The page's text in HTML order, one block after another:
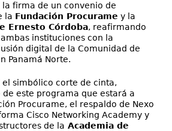
firma de un convenio de
la Fundación Procurame y la
Ernesto Córdoba, reafirmando
instituciones con la
digital de la Comunidad de
Panamá Norte.
simbólico corte de cinta,
este programa que estará a
Procurame, el respaldo de Nexo
Cisco Networking Academy y
de la Academia de